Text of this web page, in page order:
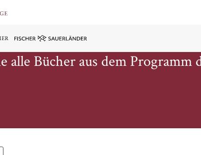
alle Bücher aus dem Programm